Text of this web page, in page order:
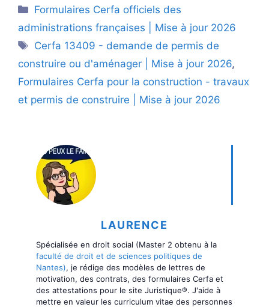
Catégories
Formulaires Cerfa officiels des
administrations françaises | Mise à jour 2026
Étiquettes
Cerfa 13409 - demande de permis de
construire ou d'aménager | Mise à jour 2026,
Formulaires Cerfa pour la construction - travaux
et permis de construire | Mise à jour 2026
LAURENCE
Spécialisée en droit social (Master 2 obtenu à la
faculté de droit et de sciences politiques de
Nantes), je rédige des modèles de lettres de
motivation, des contrats, des formulaires Cerfa et
des attestations pour le site Juristique®. J'aide à
mettre en valeur les curriculum vitae des personnes